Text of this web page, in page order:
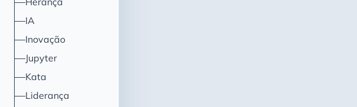
IA
Inovação
Jupyter
Kata
Liderança